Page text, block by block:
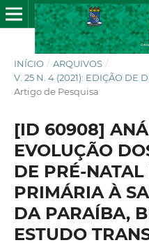
INÍCIO / ARQUIVOS /
V. 25 N. 4 (2021): EDIÇÃO DE
Artigo de Pesquisa
[ID 60908]
EVOLUÇÃO
DE PRÉ-
PRIMÁRIA À
DA PARAÍBA,
ESTUDO